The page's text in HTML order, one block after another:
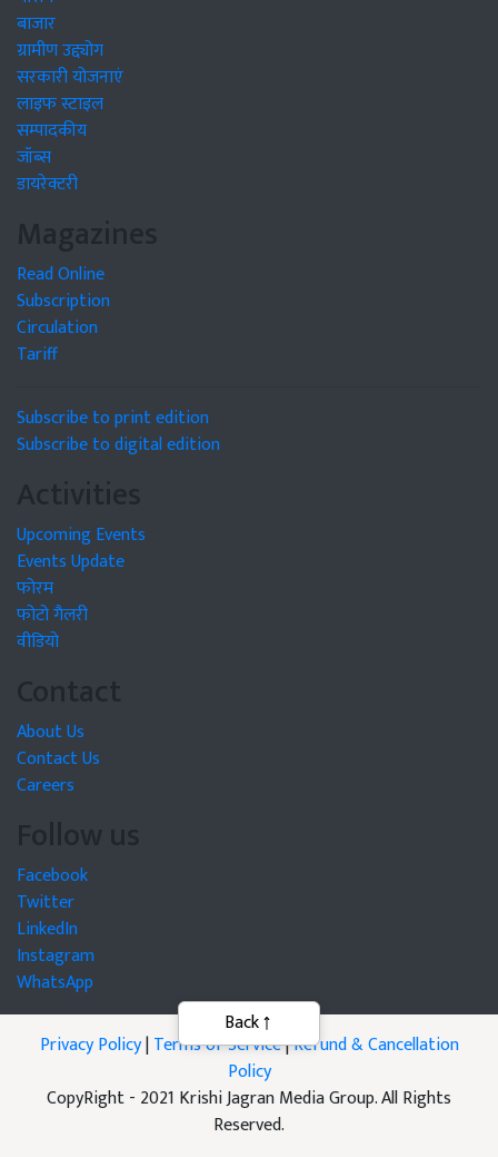
बाजार
ग्रामीण उद्द्योग
सरकारी योजनाएं
लाइफ स्टाइल
सम्पादकीय
जॉब्स
डायरेक्टरी
Magazines
Read Online
Subscription
Circulation
Tariff
Subscribe to print edition
Subscribe to digital edition
Activities
Upcoming Events
Events Update
फोरम
फोटो गैलरी
वीडियो
Contact
About Us
Contact Us
Careers
Follow us
Facebook
Twitter
LinkedIn
Instagram
WhatsApp
Privacy Policy|Terms of Service|Refund & Cancellation
Policy
CopyRight - 2021 Krishi Jagran Media Group. All Rights
Reserved.